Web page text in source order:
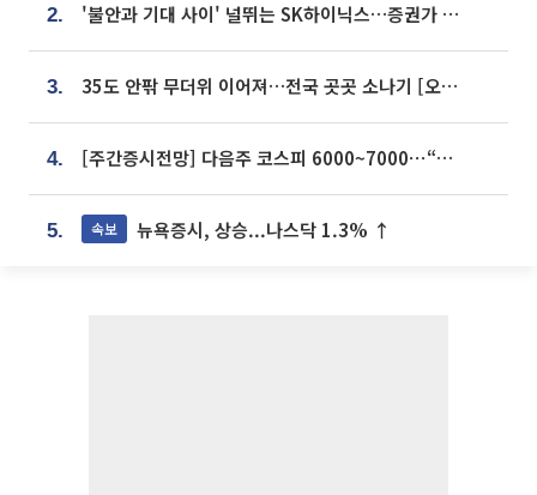
2. '불안과 기대 사이' 널뛰는 SK하이닉스…증권가 "HBM4·LTA 기반 펀터멘털 견고"
3. 35도 안팎 무더위 이어져…전국 곳곳 소나기 [오늘 날씨]
4. [주간증시전망] 다음주 코스피 6000~7000⋯“外人 수급은 정책이 변수”
5. 속보 뉴욕증시, 상승...나스닥 1.3% ↑